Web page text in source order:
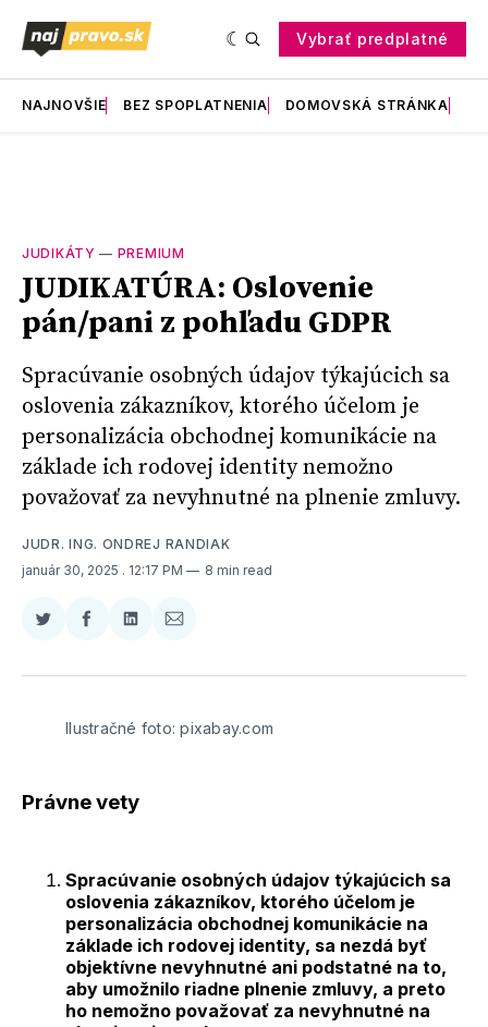
Vybrať predplatné
NAJNOVŠIE BEZ SPOPLATNENIA DOMOVSKÁ STRÁNKA
JUDIKÁTY — PREMIUM
JUDIKATÚRA: Oslovenie
pán/pani z pohľadu GDPR
Spracúvanie osobných údajov týkajúcich sa
oslovenia zákazníkov, ktorého účelom je
personalizácia obchodnej komunikácie na
základe ich rodovej identity nemožno
považovať za nevyhnutné na plnenie zmluvy.
JUDR. ING. ONDREJ RANDIAK
január 30, 2025 . 12:17 PM 8 min read
Zdieľať
Twitter
Zdieľať
Facebooku
Zdieľať
LinkedIne
Zdieľať
E-
Ilustračné foto: pixabay.com
Právne vety
Spracúvanie osobných údajov týkajúcich sa
oslovenia zákazníkov, ktorého účelom je
personalizácia obchodnej komunikácie na
základe ich rodovej identity, sa nezdá byť
objektívne nevyhnutné ani podstatné na to,
aby umožnilo riadne plnenie zmluvy, a preto
ho nemožno považovať za nevyhnutné na